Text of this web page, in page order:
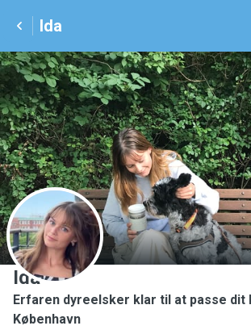
Ida
I
Ida
Erfaren dyreelsker klar til at passe dit
København